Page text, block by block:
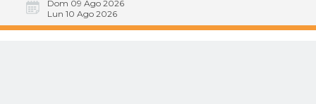
Dom 09 Ago 2026
Lun 10 Ago 2026